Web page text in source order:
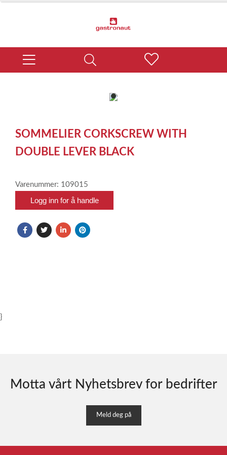
item
of
1
SOMMELIER CORKSCREW WITH
DOUBLE LEVER BLACK
Varenummer: 109015
Logg inn for å handle
}
Motta vårt Nyhetsbrev for bedrifter
Meld deg på